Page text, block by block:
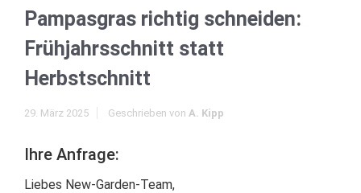
Pampasgras richtig schneiden:
Frühjahrsschnitt statt
Herbstschnitt
29. März 2025 Geschrieben von A. Kipp
Ihre Anfrage:
Liebes New-Garden-Team,